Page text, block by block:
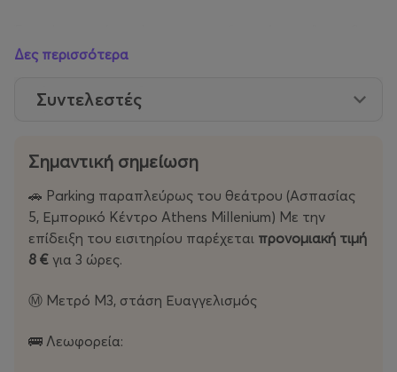
φανταζόταν ποτέ ότι θα βρεθεί στο επίκεντρο ενός
Όταν ο Παμείνος, εκδότης με υπερτροφικό εγώ και
Άγγλο επενδυτή, φίλο των γαλαζοαίματων, πως η
μια καταιγίδα παρεξηγήσεων, αποκαλύψεων και
απίθανων κωμικών καταστάσεων.
Ανάμεσα σε ψέματα, έρωτες, προδοσίες, άπιστους
αβίαστα – κι εκεί που νομίζεις ότι όλα είναι φάρσα,
Δες περισσότερα
Συντελεστές
Σημαντική σημείωση
🚗 Parking παραπλεύρως του θεάτρου (Ασπασίας
5, Εμπορικό Κέντρο Athens Millenium) Με την
επίδειξη του εισιτηρίου παρέχεται προνομιακή τιμή
8 € για 3 ώρες.
Ⓜ️ Μετρό Μ3, στάση Ευαγγελισμός
🚌 Λεωφορεία: